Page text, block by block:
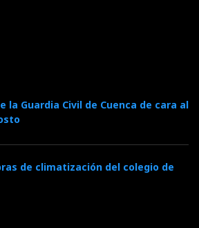
la Guardia Civil de Cuenca de cara al
de climatización del colegio de